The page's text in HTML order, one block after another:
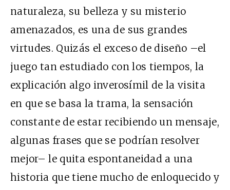
naturaleza, su belleza y su misterio
amenazados, es una de sus grandes
virtudes. Quizás el exceso de diseño –el
juego tan estudiado con los tiempos, la
explicación algo inverosímil de la visita
en que se basa la trama, la sensación
constante de estar recibiendo un mensaje,
algunas frases que se podrían resolver
mejor– le quita espontaneidad a una
historia que tiene mucho de enloquecido y